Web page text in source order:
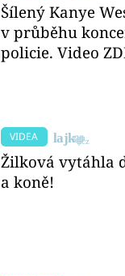
Šílený Kanye
v průběhu
policie. Video
VIDEA
Žilková vytáhla
a koně!